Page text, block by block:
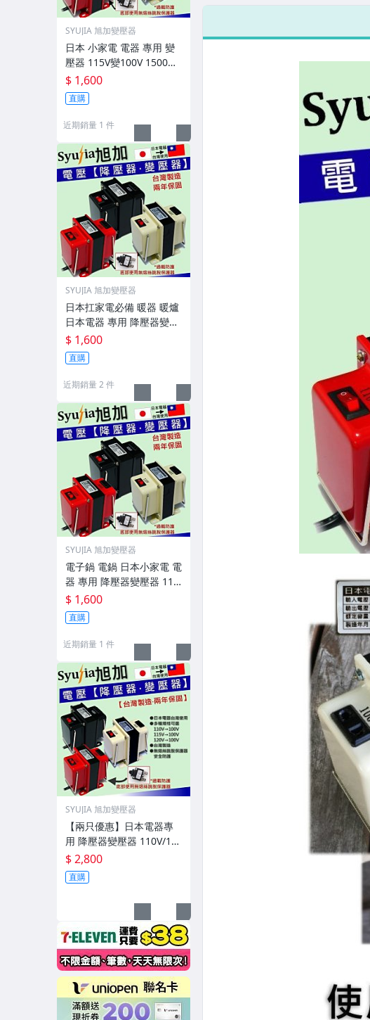
轉100V 2000W
器變壓器 110V
SYUJIA 旭加變壓器
日本 小家電 電器 專用 變
壓器 115V變100V 1500W
《通用款》 三色現貨
$ 1,600
直購
近期銷量 1 件
SYUJIA 旭加變壓器
日本扛家電必備 暖器 暖爐
日本電器 專用 降壓器變壓
器 110V轉100V 2000W
$ 1,600
直購
近期銷量 2 件
SYUJIA 旭加變壓器
電子鍋 電鍋 日本小家電 電
器 專用 降壓器變壓器 110
V轉100V 2000W
$ 1,600
直購
近期銷量 1 件
SYUJIA 旭加變壓器
【兩只優惠】日本電器專
用 降壓器變壓器 110V/10
0V 1500W *2
$ 2,800
直購